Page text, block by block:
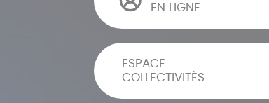
EN LIGNE
ESPACE
COLLECTIVITÉS